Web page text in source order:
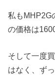
私もMHP2G
の価格は
そして一度
はなく、ず